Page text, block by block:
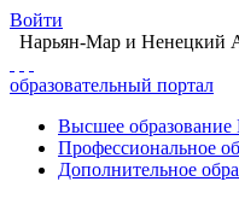
Войти
Нарьян-Мар и Ненецкий
образовательный портал
Высшее образование
Профессиональное
Дополнительное